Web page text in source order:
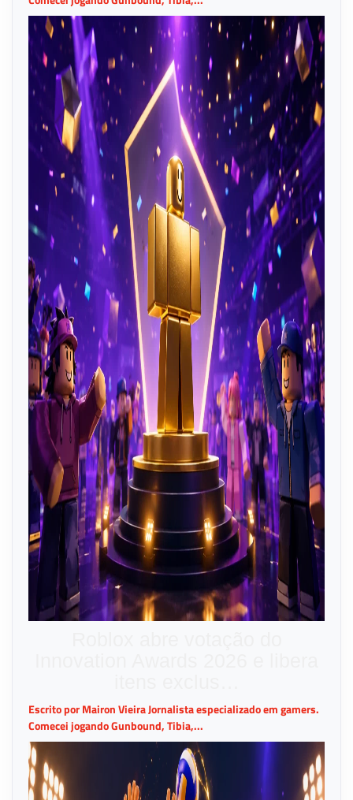
Escrito por Mairon Vieira Jornalista especializado em gamers.
Comecei jogando Gunbound, Tibia,...